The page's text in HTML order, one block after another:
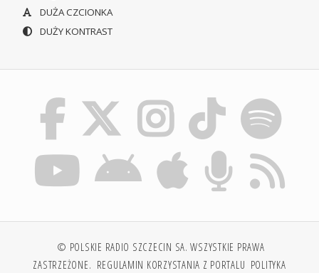
DUŻA CZCIONKA
DUŻY KONTRAST
© POLSKIE RADIO SZCZECIN SA. WSZYSTKIE PRAWA
ZASTRZEŻONE. REGULAMIN KORZYSTANIA Z PORTALU POLITYKA